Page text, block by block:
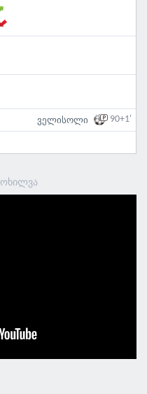
ველისოლი 90+1'